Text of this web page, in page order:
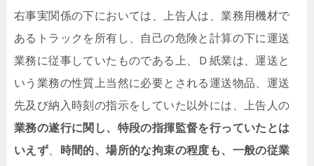
右事実関係の下においては、上告人は、業務用機材で
あるトラックを所有し、自己の危険と計算の下に運送
業務に従事していたものである上、Ｄ紙業は、運送と
いう業務の性質上当然に必要とされる運送物品、運送
先及び納入時刻の指示をしていた以外には、上告人の
業務の遂行に関し、特段の指揮監督を行っていたとは
いえず
時間的、場所的な拘束の程度も、一般の従業